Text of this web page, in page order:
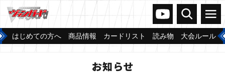
ヴァンガードch
検索 メニュー
はじめての方へ 商品情報 カードリスト 読み物 大会ルール
お知らせ